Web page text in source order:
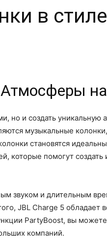
в
но и создать уникальную
музыкальные
становятся
которые помогут
звуком и длительным
JBL Charge 5
PartyBoost, вы
компаний.